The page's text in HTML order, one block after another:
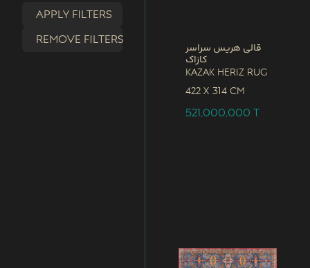
Apply filters
Remove filters
قالی هریس سراسر
کازاک
Kazak Heriz Rug
422 x 314 CM
521,000,000T